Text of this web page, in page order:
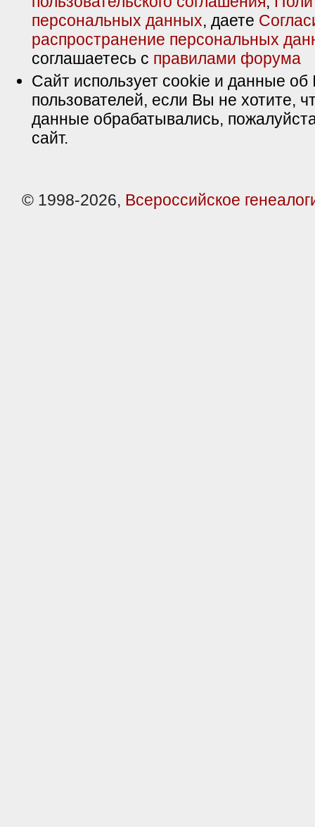
персональных данных, даете
распространение персональных
соглашаетесь с правилами форума
Сайт использует cookie и данные об
пользователей, если Вы не хотите,
данные обрабатывались,
сайт.
© 1998-2026, Всероссийское